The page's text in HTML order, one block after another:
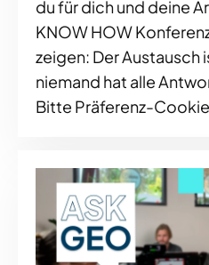
du für dich und deine
KNOW HOW
zeigen: Der Austausch
niemand hat alle
Bitte Präferenz-